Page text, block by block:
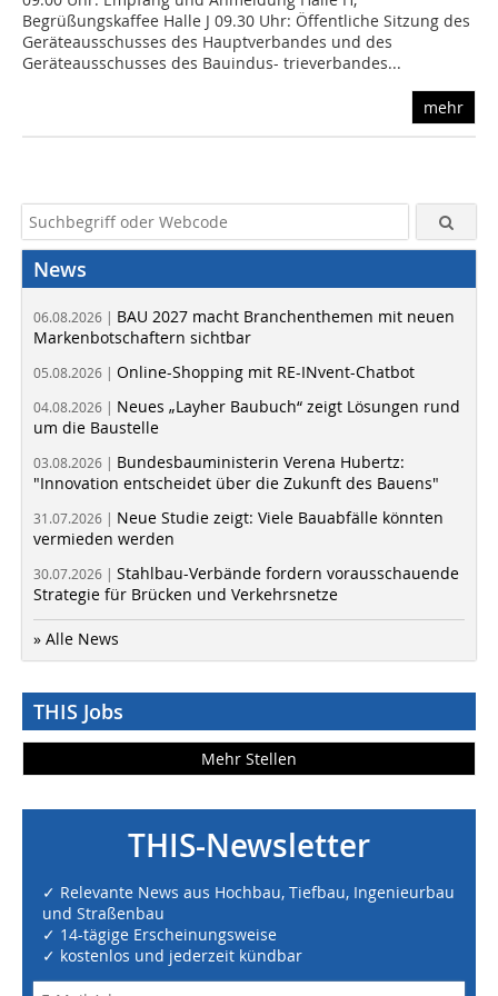
Begrüßungskaffee Halle J 09.30 Uhr: Öffentliche Sitzung des
Geräteausschusses des Hauptverbandes und des
Geräteausschusses des Bauindus- trieverbandes...
mehr
News
06.08.2026 | BAU 2027 macht Branchenthemen mit neuen
Markenbotschaftern sichtbar
05.08.2026 | Online-Shopping mit RE-INvent-Chatbot
04.08.2026 | Neues „Layher Baubuch“ zeigt Lösungen rund
um die Baustelle
03.08.2026 | Bundesbauministerin Verena Hubertz:
"Innovation entscheidet über die Zukunft des Bauens"
31.07.2026 | Neue Studie zeigt: Viele Bauabfälle könnten
vermieden werden
30.07.2026 | Stahlbau-Verbände fordern vorausschauende
Strategie für Brücken und Verkehrsnetze
» Alle News
THIS Jobs
Mehr Stellen
THIS-Newsletter
✓ Relevante News aus Hochbau, Tiefbau, Ingenieurbau
und Straßenbau
✓ 14-tägige Erscheinungsweise
✓ kostenlos und jederzeit kündbar